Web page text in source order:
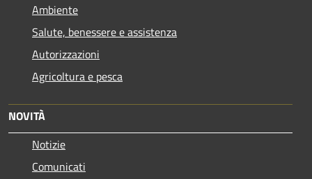
Ambiente
Salute, benessere e assistenza
Autorizzazioni
Agricoltura e pesca
NOVITÀ
Notizie
Comunicati